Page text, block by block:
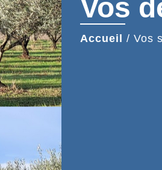
Vos
Accueil / Vos